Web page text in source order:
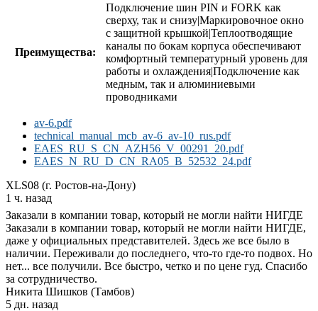
Преимущества:
Подключение шин PIN и FORK как
сверху, так и снизу|Маркировочное окно
с защитной крышкой|Теплоотводящие
каналы по бокам корпуса обеспечивают
комфортный температурный уровень для
работы и охлаждения|Подключение как
медным, так и алюминиевыми
проводниками
av-6.pdf
technical_manual_mcb_av-6_av-10_rus.pdf
EAES_RU_S_CN_AZH56_V_00291_20.pdf
EAES_N_RU_D_CN_RA05_B_52532_24.pdf
XLS08 (г. Ростов-на-Дону)
1 ч. назад
Заказали в компании товар, который не могли найти НИГДЕ
Заказали в компании товар, который не могли найти НИГДЕ,
даже у официальных представителей. Здесь же все было в
наличии. Переживали до последнего, что-то где-то подвох. Но
нет... все получили. Все быстро, четко и по цене гуд. Спасибо
за сотрудничество.
Никита Шишков (Тамбов)
5 дн. назад